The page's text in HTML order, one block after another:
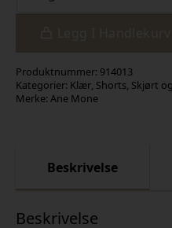
Produktnummer: 914013
Kategorier: Klær, Shorts, Skjørt
Merke: Ane Mone
Beskrivelse
Beskrivelse